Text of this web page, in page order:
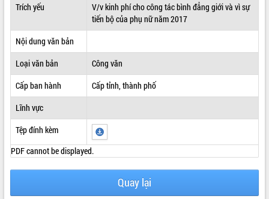
VĂN BẢN HĐND TỈNH
ĐIỂM TIN VĂN BẢN
Trích yếu
V/v kinh phí cho công tác bình đẳng giới và vì sự
tiến bộ của phụ nữ năm 2017
Nội dung văn bản
Loại văn bản
Công văn
Cấp ban hành
Cấp tỉnh, thành phố
Lĩnh vực
Tệp đính kèm
PDF cannot be displayed.
Quay lại